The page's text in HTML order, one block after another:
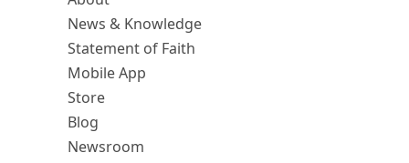
News & Knowledge
Statement of Faith
Mobile App
Store
Blog
Newsroom